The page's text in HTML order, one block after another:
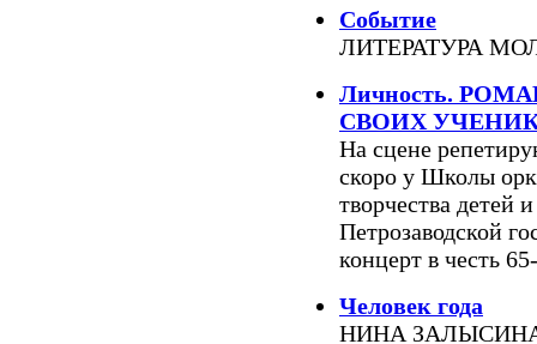
Событие
ЛИТЕРАТУРА
Личность.
СВОИХ
На сцене
скоро у Школы
творчества детей
Петрозаводской
концерт в честь
Человек года
НИНА ЗАЛЫСИНА: